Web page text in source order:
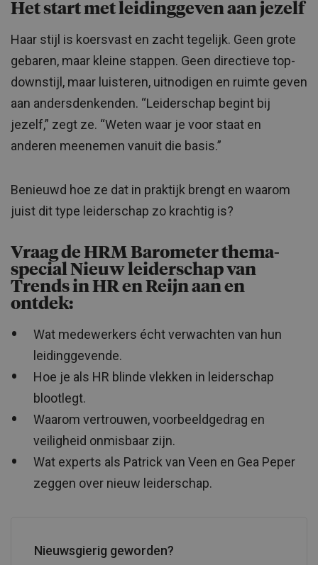
Het start met leidinggeven aan jezelf
Haar stijl is koersvast en zacht tegelijk. Geen grote
gebaren, maar kleine stappen. Geen directieve top-
downstijl, maar luisteren, uitnodigen en ruimte geven
aan andersdenkenden. “Leiderschap begint bij
jezelf,” zegt ze. “Weten waar je voor staat en
anderen meenemen vanuit die basis.”
Benieuwd hoe ze dat in praktijk brengt en waarom
juist dit type leiderschap zo krachtig is?
Vraag de HRM Barometer thema-
special Nieuw leiderschap van
Trends in HR en Reijn aan en
ontdek:
Wat medewerkers écht verwachten van hun
leidinggevende.
Hoe je als HR blinde vlekken in leiderschap
blootlegt.
Waarom vertrouwen, voorbeeldgedrag en
veiligheid onmisbaar zijn.
Wat experts als Patrick van Veen en Gea Peper
zeggen over nieuw leiderschap.
Nieuwsgierig geworden?